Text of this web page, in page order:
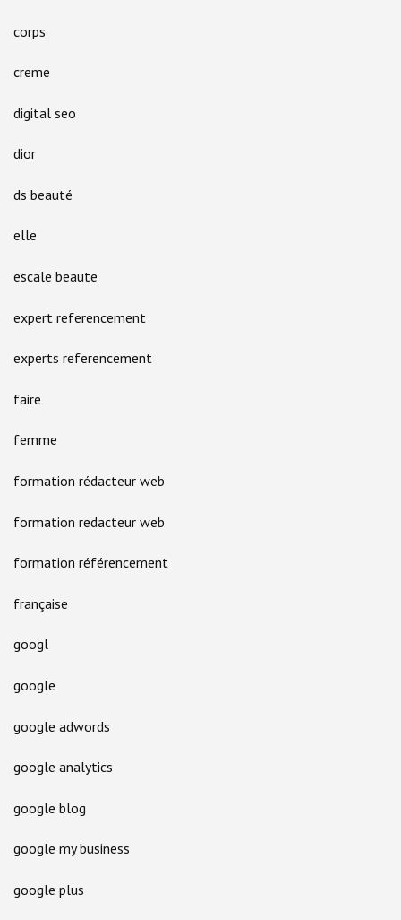
corps
creme
digital seo
dior
ds beauté
elle
escale beaute
expert referencement
experts referencement
faire
femme
formation rédacteur web
formation redacteur web
formation référencement
française
googl
google
google adwords
google analytics
google blog
google my business
google plus